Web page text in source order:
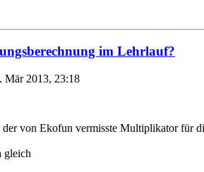
im Lehrlauf?
Mär 2013, 23:18
der von Ekofun vermisste Multiplikator für
gleich